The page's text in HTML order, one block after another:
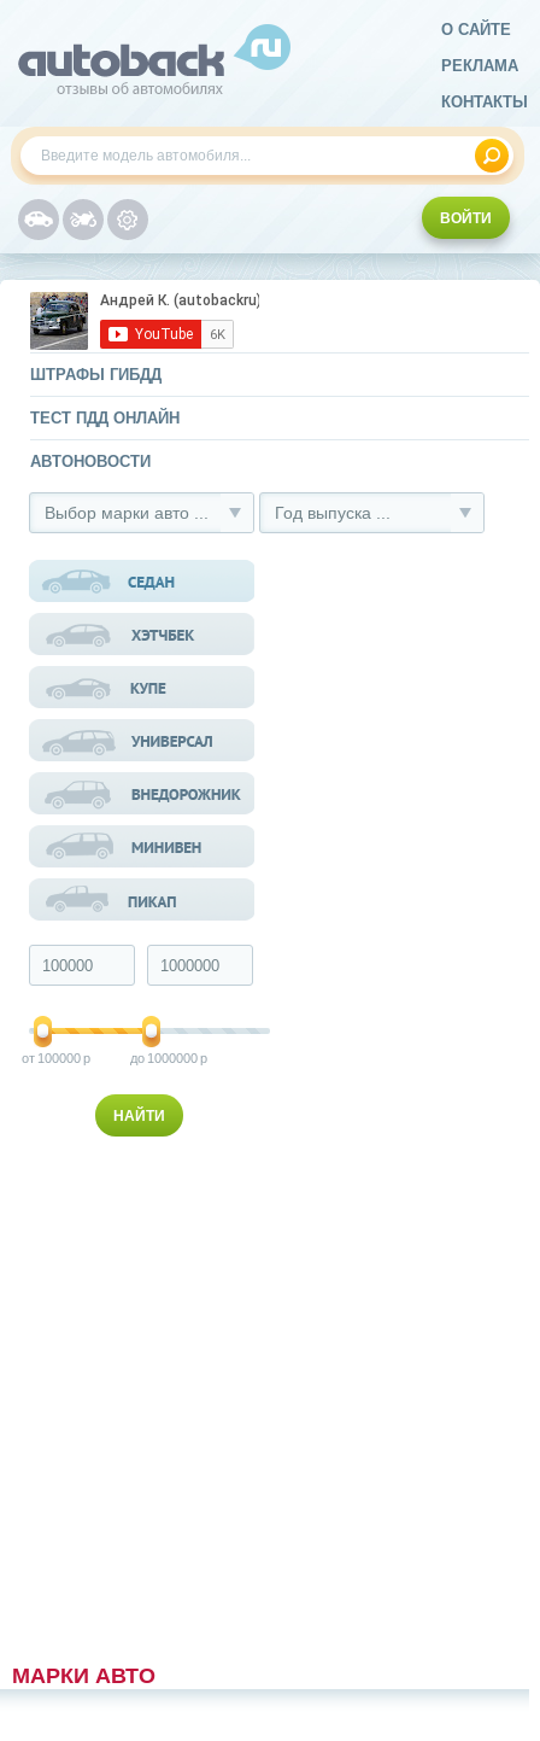
О САЙТЕ
РЕКЛАМА
КОНТАКТЫ
ВОЙТИ
ШТРАФЫ ГИБДД
ТЕСТ ПДД ОНЛАЙН
АВТОНОВОСТИ
Выбор марки авто ... Год выпуска ...
100000 1000000
МАРКИ АВТО